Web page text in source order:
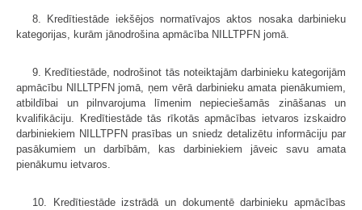
8. Kredītiestāde iekšējos normatīvajos aktos nosaka darbinieku
kategorijas, kurām jānodrošina apmācība NILLTPFN jomā.
9. Kredītiestāde, nodrošinot tās noteiktajām darbinieku kategorijām
apmācību NILLTPFN jomā, ņem vērā darbinieku amata pienākumiem,
atbildībai un pilnvarojuma līmenim nepieciešamās zināšanas un
kvalifikāciju. Kredītiestāde tās rīkotās apmācības ietvaros izskaidro
darbiniekiem NILLTPFN prasības un sniedz detalizētu informāciju par
pasākumiem un darbībām, kas darbiniekiem jāveic savu amata
pienākumu ietvaros.
10. Kredītiestāde izstrādā un dokumentē darbinieku apmācības